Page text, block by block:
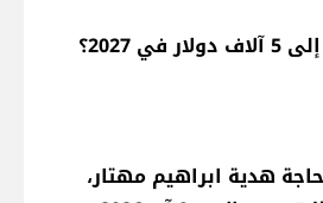
في 2027؟
هدية ابراهيم مهتار،